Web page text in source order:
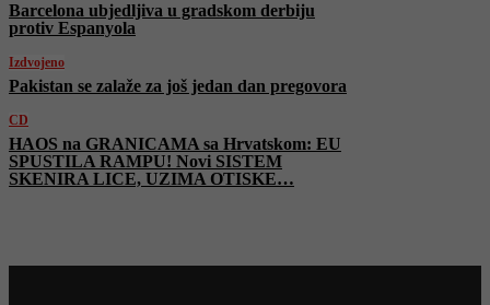
Barcelona ubjedljiva u gradskom derbiju
protiv Espanyola
Izdvojeno
Pakistan se zalaže za još jedan dan pregovora
CD
HAOS na GRANICAMA sa Hrvatskom: EU
SPUSTILA RAMPU! Novi SISTEM
SKENIRA LICE, UZIMA OTISKE…